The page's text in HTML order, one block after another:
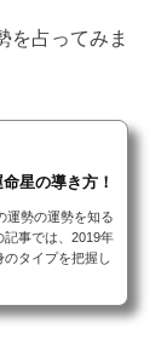
を占ってみま
星の導き方！
運勢の運勢を知る
記事では、2019年
タイプを把握し